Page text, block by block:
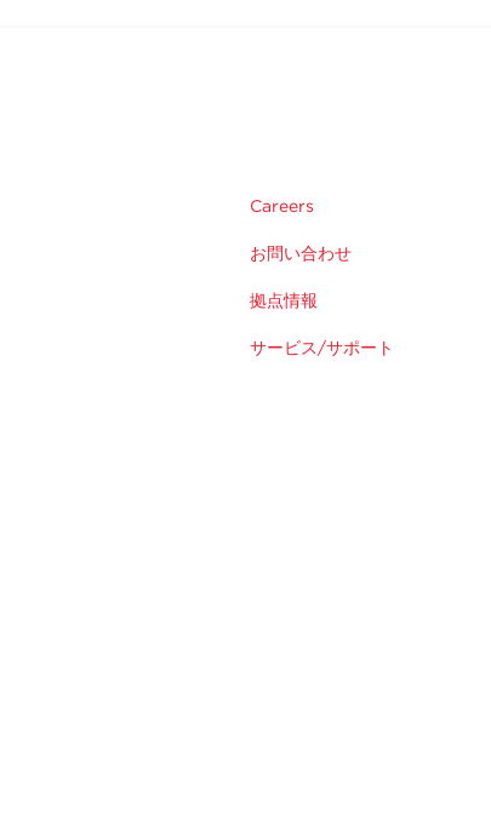
Careers
お問い合わせ
拠点情報
サービス/サポート